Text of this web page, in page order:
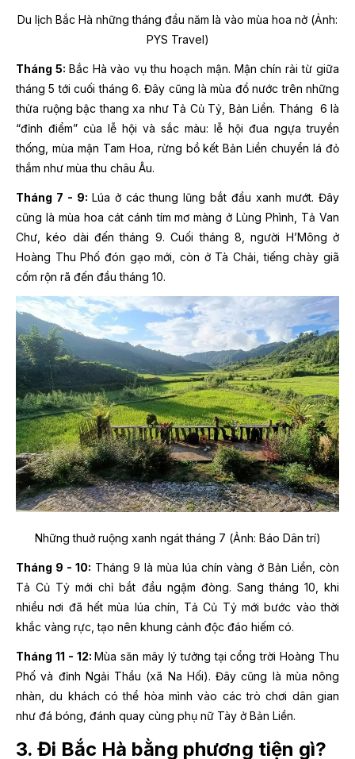
Du lịch Bắc Hà những tháng đầu năm là vào mùa hoa nở (Ảnh:
PYS Travel)
Tháng 5: Bắc Hà vào vụ thu hoạch mận. Mận chín rải từ giữa
tháng 5 tới cuối tháng 6. Đây cũng là mùa đổ nước trên những
thửa ruộng bậc thang xa như Tả Củ Tỷ, Bản Liền. Tháng 6 là
“đỉnh điểm” của lễ hội và sắc màu: lễ hội đua ngựa truyền
thống, mùa mận Tam Hoa, rừng bồ kết Bản Liền chuyển lá đỏ
thắm như mùa thu châu Âu.
Tháng 7 - 9: Lúa ở các thung lũng bắt đầu xanh mướt. Đây
cũng là mùa hoa cát cánh tím mơ màng ở Lùng Phình, Tả Van
Chư, kéo dài đến tháng 9. Cuối tháng 8, người H’Mông ở
Hoàng Thu Phố đón gạo mới, còn ở Tà Chải, tiếng chày giã
cốm rộn rã đến đầu tháng 10.
Những thuở ruộng xanh ngát tháng 7 (Ảnh: Báo Dân trí)
Tháng 9 - 10: Tháng 9 là mùa lúa chín vàng ở Bản Liền, còn
Tả Củ Tỷ mới chỉ bắt đầu ngậm đòng. Sang tháng 10, khi
nhiều nơi đã hết mùa lúa chín, Tả Củ Tỷ mới bước vào thời
khắc vàng rực, tạo nên khung cảnh độc đáo hiếm có.
Tháng 11 - 12:Mùa săn mây lý tưởng tại cổng trời Hoàng Thu
Phố và đỉnh Ngải Thầu (xã Na Hối). Đây cũng là mùa nông
nhàn, du khách có thể hòa mình vào các trò chơi dân gian
như đá bóng, đánh quay cùng phụ nữ Tày ở Bản Liền.
3. Đi Bắc Hà bằng phương tiện gì?